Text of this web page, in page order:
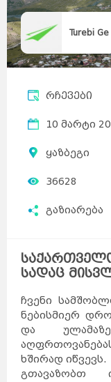
Turebi Ge
რჩევები
10 მარტი
ყაზბეგი
36628
გაზიარება
სადაც
ჩვენი
ნებისმიერ
და
ხშირად იწვევს.
გთავაზობთ